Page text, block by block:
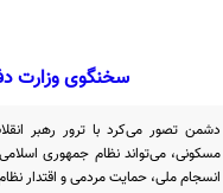
سخنگوی وزارت
دشمن تصور می‌کرد با ترور رهبر
مسکونی، می‌تواند نظام جمهوری
انسجام ملی، حمایت مردمی و اقتدار